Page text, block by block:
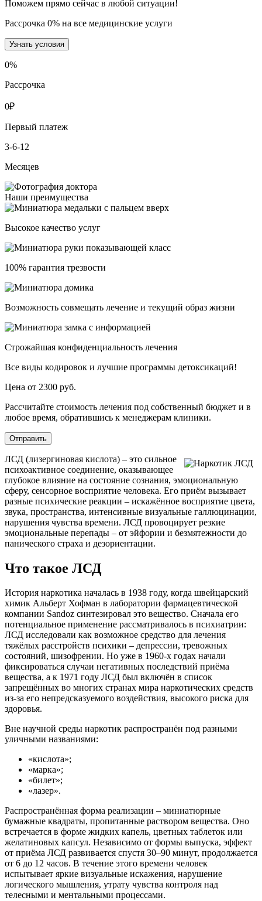
Поможем прямо сейчас в любой ситуации!
Рассрочка 0% на все медицинские услуги
Узнать условия
0%
Рассрочка
0₽
Первый платеж
3-6-12
Месяцев
Наши преимущества
Высокое качество услуг
100% гарантия трезвости
Возможность совмещать лечение и текущий образ жизни
Строжайшая конфиденциальность лечения
Все виды кодировок и лучшие программы детоксикаций!
Цена от 2300 руб.
Рассчитайте стоимость лечения под собственный бюджет и в
любое время, обратившись к менеджерам клиники.
Отправить
ЛСД (лизергиновая кислота) – это сильное
психоактивное соединение, оказывающее
глубокое влияние на состояние сознания, эмоциональную
сферу, сенсорное восприятие человека. Его приём вызывает
разные психические реакции – искажённое восприятие цвета,
звука, пространства, интенсивные визуальные галлюцинации,
нарушения чувства времени. ЛСД провоцирует резкие
эмоциональные перепады – от эйфории и безмятежности до
панического страха и дезориентации.
Что такое ЛСД
История наркотика началась в 1938 году, когда швейцарский
химик Альберт Хофман в лаборатории фармацевтической
компании Sandoz синтезировал это вещество. Сначала его
потенциальное применение рассматривалось в психиатрии:
ЛСД исследовали как возможное средство для лечения
тяжёлых расстройств психики – депрессии, тревожных
состояний, шизофрении. Но уже в 1960-х годах начали
фиксироваться случаи негативных последствий приёма
вещества, а к 1971 году ЛСД был включён в список
запрещённых во многих странах мира наркотических средств
из-за его непредсказуемого воздействия, высокого риска для
здоровья.
Вне научной среды наркотик распространён под разными
уличными названиями:
«кислота»;
«марка»;
«билет»;
«лазер».
Распространённая форма реализации – миниатюрные
бумажные квадраты, пропитанные раствором вещества. Оно
встречается в форме жидких капель, цветных таблеток или
желатиновых капсул. Независимо от формы выпуска, эффект
от приёма ЛСД развивается спустя 30–90 минут, продолжается
от 6 до 12 часов. В течение этого времени человек
испытывает яркие визуальные искажения, нарушение
логического мышления, утрату чувства контроля над
телесными и ментальными процессами.